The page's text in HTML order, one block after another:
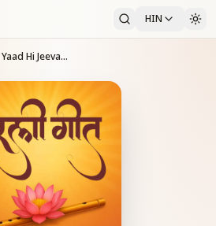
HIN
27-06-2025 Teri Yaad Hi Jeevan Ka Ujala Hai